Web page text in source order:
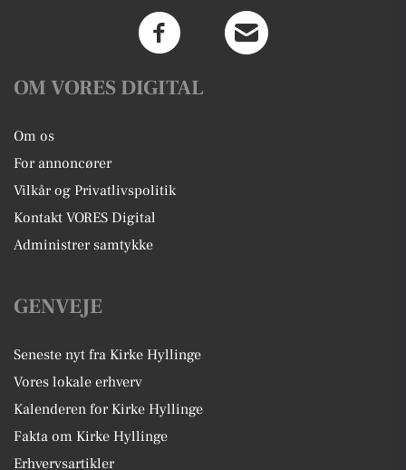
OM VORES DIGITAL
Om os
For annoncører
Vilkår og Privatlivspolitik
Kontakt VORES Digital
Administrer samtykke
GENVEJE
Seneste nyt fra Kirke Hyllinge
Vores lokale erhverv
Kalenderen for Kirke Hyllinge
Fakta om Kirke Hyllinge
Erhvervsartikler